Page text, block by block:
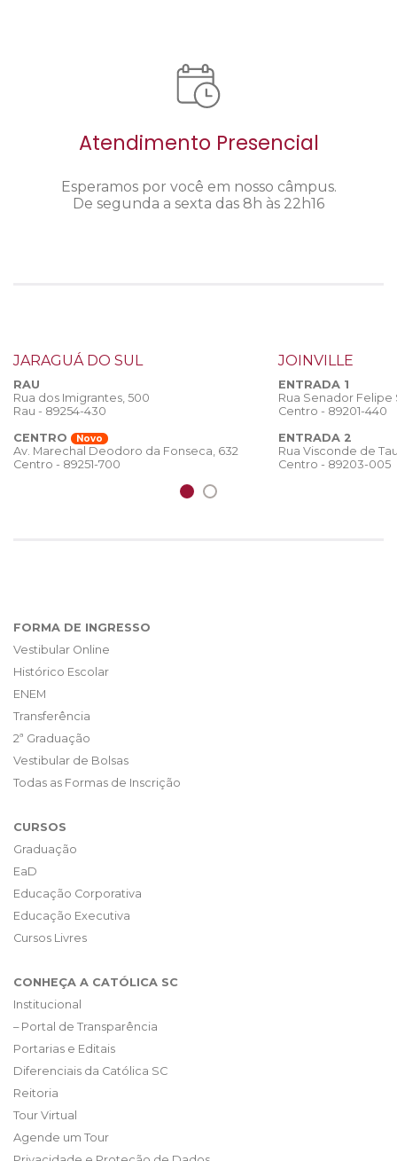
Atendimento Presencial
Esperamos por você em nosso câmpus.
De segunda a sexta das 8h às 22h16
JARAGUÁ DO SUL
RAU
Rua dos Imigrantes, 500
Rau - 89254-430
CENTRO
Novo
Av. Marechal Deodoro da Fonseca, 632
Centro - 89251-700
JOINVILLE
ENTRADA 1
Rua Senador
Centro - 89201-440
ENTRADA 2
Rua Visconde de
Centro - 89203-005
FORMA DE INGRESSO
Vestibular Online
Histórico Escolar
ENEM
Transferência
2ª Graduação
Vestibular de Bolsas
Todas as Formas de Inscrição
CURSOS
Graduação
EaD
Educação Corporativa
Educação Executiva
Cursos Livres
CONHEÇA A CATÓLICA SC
Institucional
– Portal de Transparência
Portarias e Editais
Diferenciais da Católica SC
Reitoria
Tour Virtual
Agende um Tour